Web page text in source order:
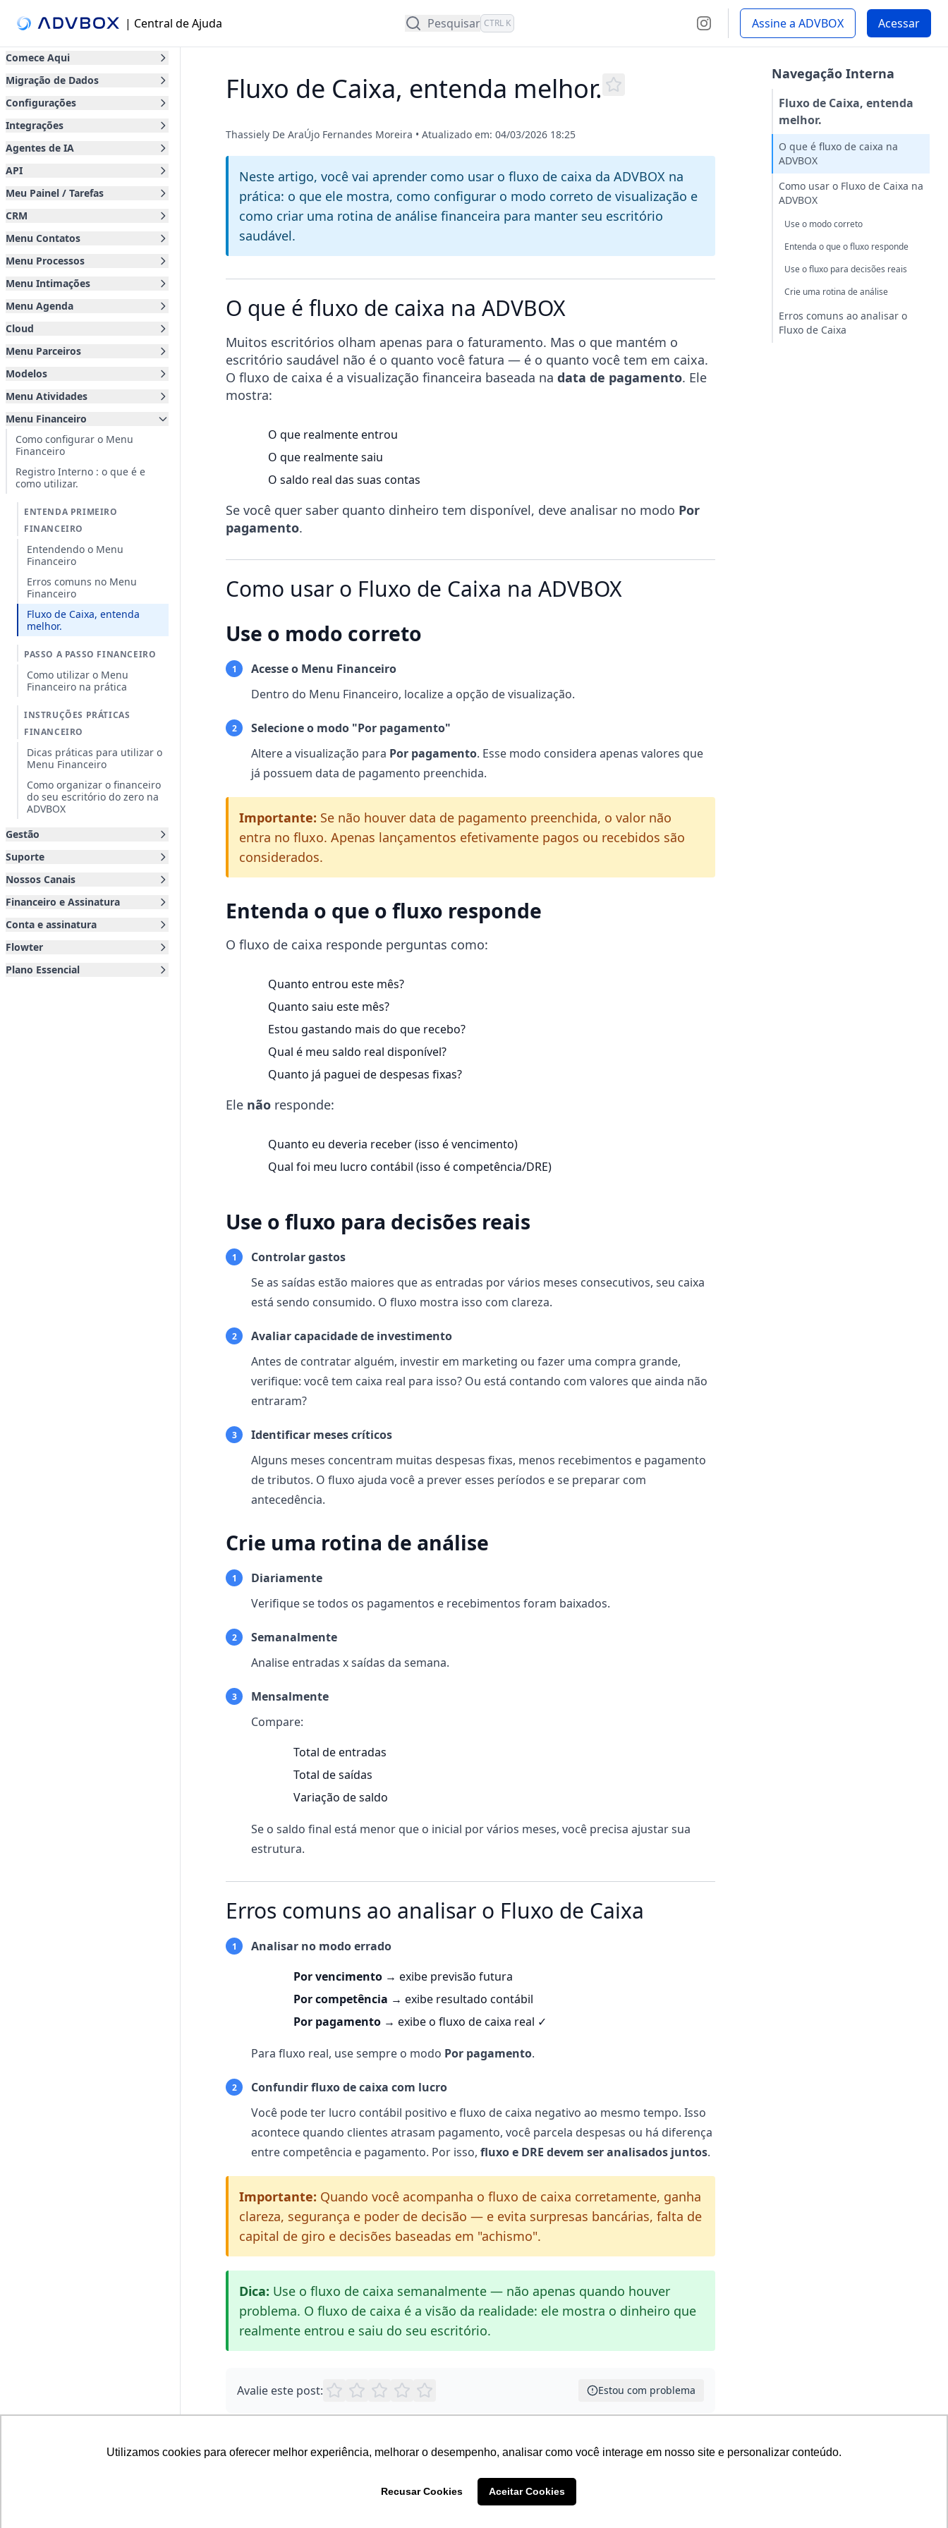
Utilizamos cookies para oferecer melhor experiência, melhorar o desempenho, analisar como você interage em nosso site e personalizar conteúdo.
Recusar Cookies Aceitar Cookies
| Central de Ajuda Pesquisar CTRL K Assine a ADVBOX Acessar
Comece Aqui
Migração de Dados
Configurações
Integrações
Agentes de IA
API
Meu Painel / Tarefas
CRM
Menu Contatos
Menu Processos
Menu Intimações
Menu Agenda
Cloud
Menu Parceiros
Modelos
Menu Atividades
Menu Financeiro
Como configurar o Menu
Financeiro
Registro Interno : o que é e
como utilizar.
ENTENDA PRIMEIRO
FINANCEIRO
Entendendo o Menu
Financeiro
Erros comuns no Menu
Financeiro
Fluxo de Caixa, entenda
melhor.
PASSO A PASSO FINANCEIRO
Como utilizar o Menu
Financeiro na prática
INSTRUÇÕES PRÁTICAS
FINANCEIRO
Dicas práticas para utilizar o
Menu Financeiro
Como organizar o financeiro
do seu escritório do zero na
ADVBOX
Gestão
Suporte
Nossos Canais
Financeiro e Assinatura
Conta e assinatura
Flowter
Plano Essencial
Fluxo de Caixa, entenda melhor.
Thassiely De AraÚjo Fernandes Moreira • Atualizado em: 04/03/2026 18:25
Neste artigo, você vai aprender como usar o fluxo de caixa da ADVBOX na
prática: o que ele mostra, como configurar o modo correto de visualização e
como criar uma rotina de análise financeira para manter seu escritório
saudável.
O que é fluxo de caixa na ADVBOX
Muitos escritórios olham apenas para o faturamento. Mas o que mantém o
escritório saudável não é o quanto você fatura — é o quanto você tem em caixa.
O fluxo de caixa é a visualização financeira baseada na data de pagamento. Ele
mostra:
O que realmente entrou
O que realmente saiu
O saldo real das suas contas
Se você quer saber quanto dinheiro tem disponível, deve analisar no modo Por
pagamento.
Como usar o Fluxo de Caixa na ADVBOX
Use o modo correto
1
Acesse o Menu Financeiro
Dentro do Menu Financeiro, localize a opção de visualização.
2
Selecione o modo "Por pagamento"
Altere a visualização para Por pagamento. Esse modo considera apenas valores que
já possuem data de pagamento preenchida.
Importante: Se não houver data de pagamento preenchida, o valor não
entra no fluxo. Apenas lançamentos efetivamente pagos ou recebidos são
considerados.
Entenda o que o fluxo responde
O fluxo de caixa responde perguntas como:
Quanto entrou este mês?
Quanto saiu este mês?
Estou gastando mais do que recebo?
Qual é meu saldo real disponível?
Quanto já paguei de despesas fixas?
Ele não responde:
Quanto eu deveria receber (isso é vencimento)
Qual foi meu lucro contábil (isso é competência/DRE)
Use o fluxo para decisões reais
1
Controlar gastos
Se as saídas estão maiores que as entradas por vários meses consecutivos, seu caixa
está sendo consumido. O fluxo mostra isso com clareza.
2
Avaliar capacidade de investimento
Antes de contratar alguém, investir em marketing ou fazer uma compra grande,
verifique: você tem caixa real para isso? Ou está contando com valores que ainda não
entraram?
3
Identificar meses críticos
Alguns meses concentram muitas despesas fixas, menos recebimentos e pagamento
de tributos. O fluxo ajuda você a prever esses períodos e se preparar com
antecedência.
Crie uma rotina de análise
1
Diariamente
Verifique se todos os pagamentos e recebimentos foram baixados.
2
Semanalmente
Analise entradas x saídas da semana.
3
Mensalmente
Compare:
Total de entradas
Total de saídas
Variação de saldo
Se o saldo final está menor que o inicial por vários meses, você precisa ajustar sua
estrutura.
Erros comuns ao analisar o Fluxo de Caixa
1
Analisar no modo errado
Por vencimento → exibe previsão futura
Por competência → exibe resultado contábil
Por pagamento → exibe o fluxo de caixa real ✓
Para fluxo real, use sempre o modo Por pagamento.
2
Confundir fluxo de caixa com lucro
Você pode ter lucro contábil positivo e fluxo de caixa negativo ao mesmo tempo. Isso
acontece quando clientes atrasam pagamento, você parcela despesas ou há diferença
entre competência e pagamento. Por isso, fluxo e DRE devem ser analisados juntos.
Importante: Quando você acompanha o fluxo de caixa corretamente, ganha
clareza, segurança e poder de decisão — e evita surpresas bancárias, falta de
capital de giro e decisões baseadas em "achismo".
Dica: Use o fluxo de caixa semanalmente — não apenas quando houver
problema. O fluxo de caixa é a visão da realidade: ele mostra o dinheiro que
realmente entrou e saiu do seu escritório.
Avalie este post: Estou com problema
Erros comuns no Menu Financeiro
Navegação Interna
Fluxo de Caixa, entenda
melhor.
O que é fluxo de caixa na
ADVBOX
Como usar o Fluxo de Caixa na
ADVBOX
Use o modo correto
Entenda o que o fluxo responde
Use o fluxo para decisões reais
Crie uma rotina de análise
Erros comuns ao analisar o
Fluxo de Caixa